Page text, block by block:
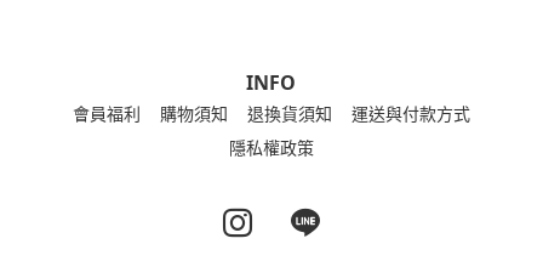
INFO
會員福利 購物須知 退換貨須知
運送與付款方式
隱私權政策
Instagram page
Line page